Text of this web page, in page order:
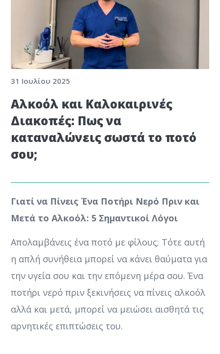
31 Ιουλίου 2025
Αλκοόλ και Καλοκαιρινές
Διακοπές: Πως να
καταναλώνεις σωστά το ποτό
σου;
Γιατί να Πίνεις Ένα Ποτήρι Νερό Πριν και
Μετά το Αλκοόλ: 5 Σημαντικοί Λόγοι
Απολαμβάνεις ένα ποτό με φίλους; Τότε αυτή
η απλή συνήθεια μπορεί να κάνει θαύματα για
την υγεία σου και την επόμενη μέρα σου. Ένα
ποτήρι νερό πριν ξεκινήσεις να πίνεις αλκοόλ
αλλά και μετά, μπορεί να μειώσει αισθητά τις
αρνητικές επιπτώσεις του.